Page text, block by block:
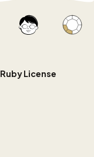
Ruby License